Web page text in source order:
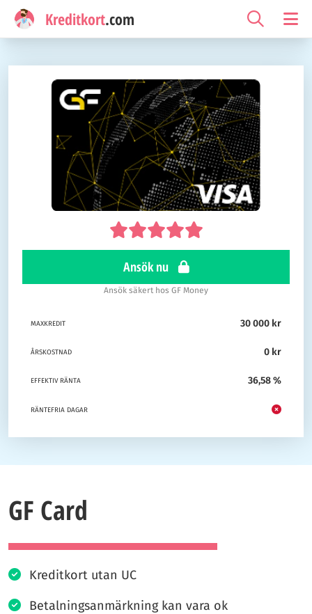
Kreditkort.com
Ansök nu
Ansök säkert hos GF Money
MAXKREDIT 30 000 kr
ÅRSKOSTNAD 0 kr
EFFEKTIV RÄNTA 36,58 %
RÄNTEFRIA DAGAR
GF Card
Kreditkort utan UC
Betalningsanmärkning kan vara ok